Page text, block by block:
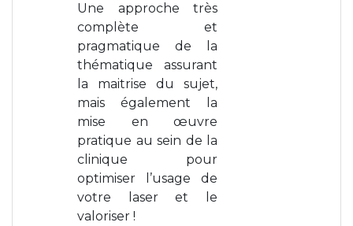
Une approche très
complète et
pragmatique de la
thématique assurant
la maitrise du sujet,
mais également la
mise en œuvre
pratique au sein de la
clinique pour
optimiser l’usage de
votre laser et le
valoriser !